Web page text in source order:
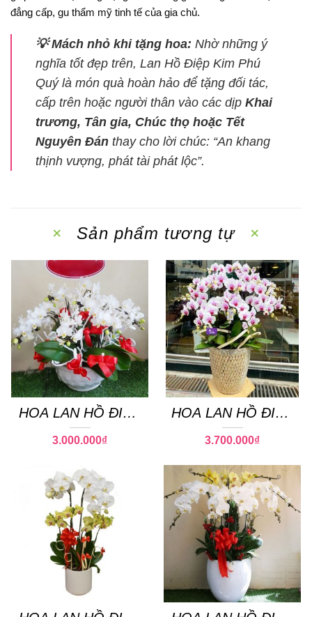
đẳng cấp, gu thẩm mỹ tinh tế của gia chủ.
💡 Mách nhỏ khi tặng hoa: Nhờ những ý
nghĩa tốt đẹp trên, Lan Hồ Điệp Kim Phú
Quý là món quà hoàn hảo để tặng đối tác,
cấp trên hoặc người thân vào các dịp Khai
trương, Tân gia, Chúc thọ hoặc Tết
Nguyên Đánthay cho lời chúc: “An khang
thịnh vượng, phát tài phát lộc”.
Sản phẩm tương tự
HOA LAN HỒ ĐIỆP
16
3.000.000₫
HOA LAN HỒ ĐIỆP
26
3.700.000₫